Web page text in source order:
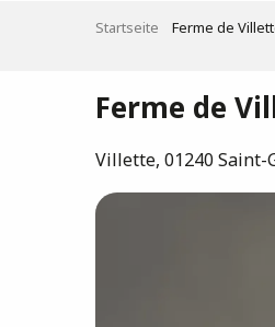
Startseite Ferme de
Ferme de
Villette, 01240 Saint-